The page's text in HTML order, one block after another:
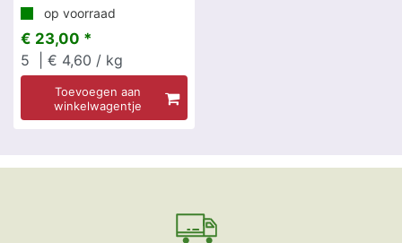
op voorraad
€ 23,00 *
5
| € 4,60 / kg
Toevoegen aan
winkelwagentje